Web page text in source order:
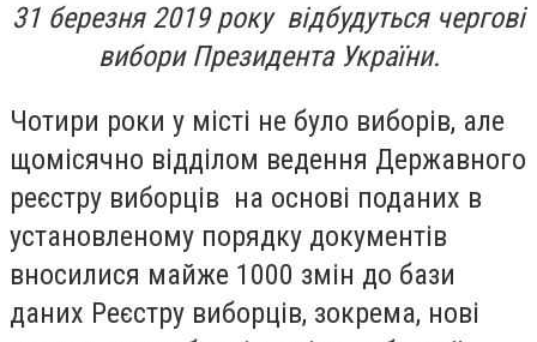
31 березня 2019 року відбудуться чергові
вибори Президента України.
Чотири роки у місті не було виборів, але
щомісячно відділом ведення Державного
реєстру виборців на основі поданих в
установленому порядку документів
вносилися майже 1000 змін до бази
даних Реєстру виборців, зокрема, нові